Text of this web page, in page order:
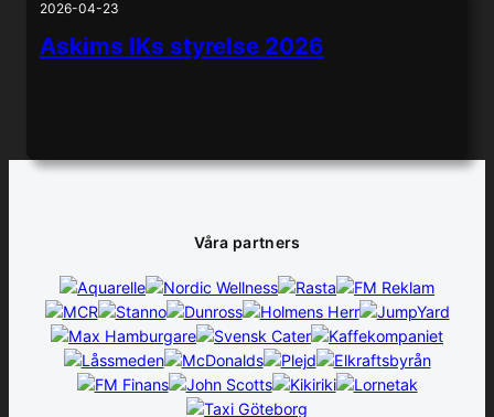
2026-04-23
Askims IKs styrelse 2026
Våra partners